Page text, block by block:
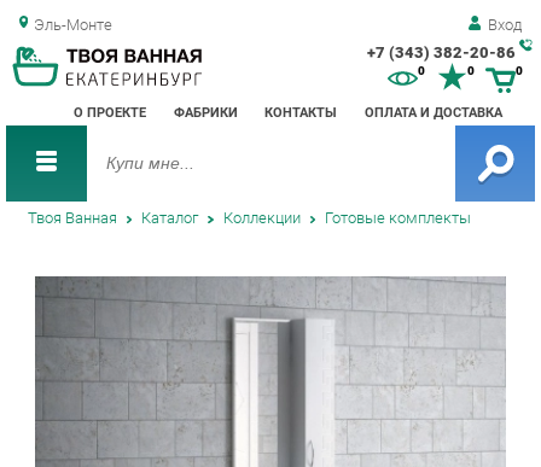
Эль-Монте Вход
+7 (343) 382-20-86
О ПРОЕКТЕ ФАБРИКИ КОНТАКТЫ ОПЛАТА И ДОСТАВКА
0 0
Твоя Ванная Каталог Коллекции Готовые комплекты